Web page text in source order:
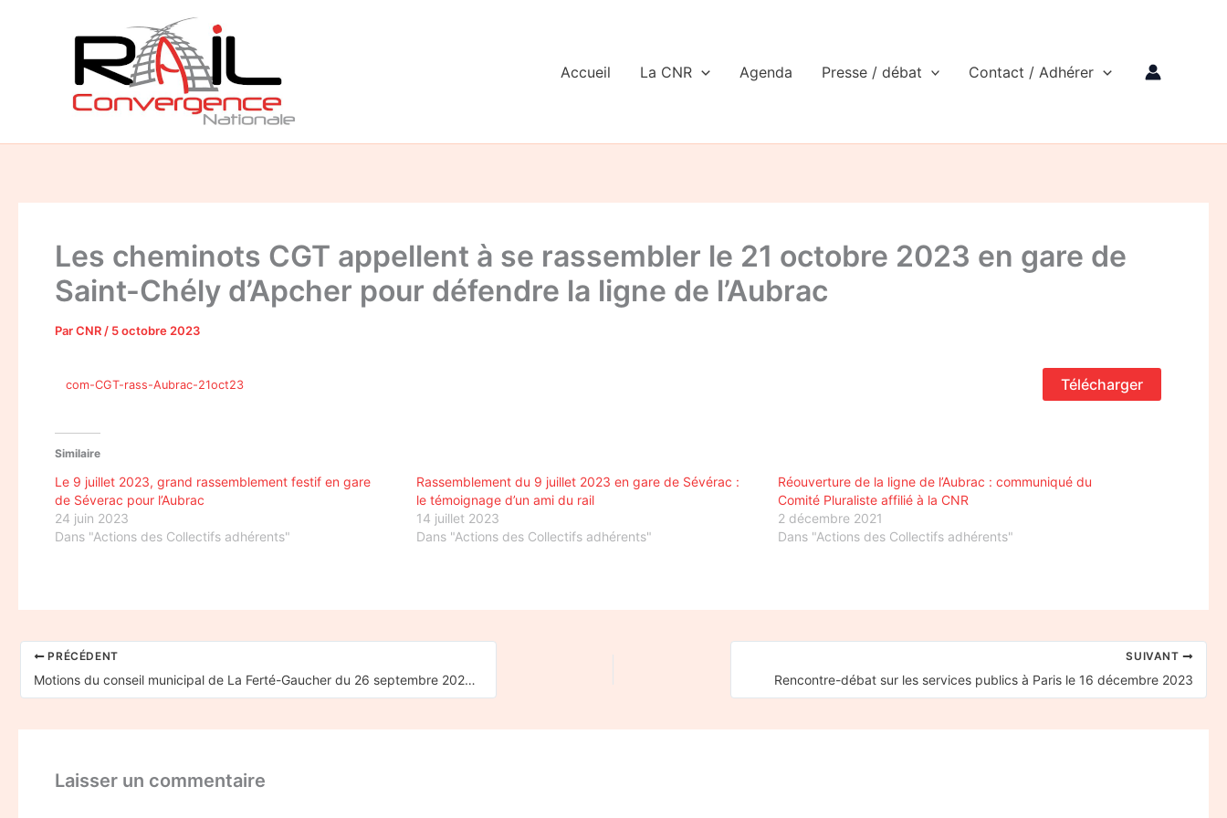
Accueil La CNR Agenda Presse / débat Contact / Adhérer
Les cheminots CGT appellent à se rassembler le 21 octobre 2023 en gare de
Saint-Chély d’Apcher pour défendre la ligne de l’Aubrac
ParCNR / 5 octobre 2023
com-CGT-rass-Aubrac-21oct23 Télécharger
Similaire
Le 9 juillet 2023, grand rassemblement festif en gare
de Séverac pour l’Aubrac
24 juin 2023
Dans "Actions des Collectifs adhérents"
Rassemblement du 9 juillet 2023 en gare de Sévérac :
le témoignage d’un ami du rail
14 juillet 2023
Dans "Actions des Collectifs adhérents"
Réouverture de la ligne de l’Aubrac : communiqué du
Comité Pluraliste affilié à la CNR
2 décembre 2021
Dans "Actions des Collectifs adhérents"
PRÉCÉDENT
Motions du conseil municipal de La Ferté-Gaucher du 26 septembre 2023 en faveur de la réouverture de la ligne ferroviaire vers Coulommiers
SUIVANT
Rencontre-débat sur les services publics à Paris le 16 décembre 2023
Laisser un commentaire